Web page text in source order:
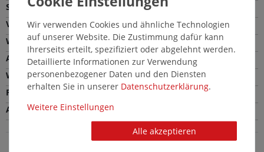
Sohle
Gummi
Verschlussart
Schlupfschuh
Weite
Bequeme Weite (G)
Absatzhöhe
1,5 cm
Wechselfußbett
Nein
Farbe
Grün
Absatzart
Ballerinaabsatz
Wir verwenden Cookies und ähnliche Technologien
auf unserer Website. Die Zustimmung dafür kann
Ihrerseits erteilt, spezifiziert oder abgelehnt werden.
Detaillierte Informationen zur Verwendung
personenbezogener Daten und den Diensten
erhalten Sie in unserer Daten­schutz­erklärung.
Weitere Einstellungen
Alle akzeptieren